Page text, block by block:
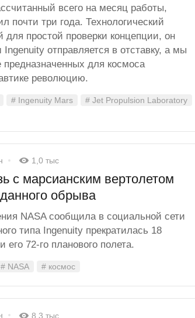
всего на месяц работы,
почти три года. Технологический
для простой проверки концепции, он
отправляется в отставку, а мы
предназначенных для космоса
революцию.
# Ingenuity Mars # Jet Propulsion Laboratory
1,0 тыс
с марсианским вертолетом
обрыва
NASA сообщила в социальной сети
типа Ingenuity прекратилась 18
72-го планового полета.
# NASA # космос
8,3 тыс